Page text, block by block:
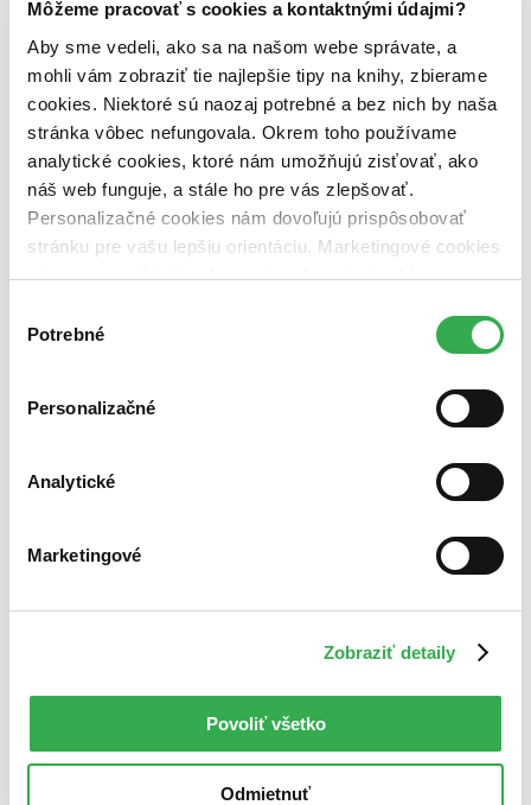
Môžeme pracovať s cookies a kontaktnými údajmi?
Aby sme vedeli, ako sa na našom webe správate, a
mohli vám zobraziť tie najlepšie tipy na knihy, zbierame
cookies. Niektoré sú naozaj potrebné a bez nich by naša
stránka vôbec nefungovala. Okrem toho používame
analytické cookies, ktoré nám umožňujú zisťovať, ako
náš web funguje, a stále ho pre vás zlepšovať.
Personalizačné cookies nám dovoľujú prispôsobovať
stránku pre vašu lepšiu orientáciu. Marketingové cookies
nám zas umožňujú zobrazenie relevantnej reklamy.
nám pomohlo, keby sme mohli používať všetky tieto
súhlasu
Potrebné
Personalizačné
Analytické
Marketingové
Zobraziť detaily
Povoliť všetko
Odmietnuť
Zoradiť
Bestsellery
Top hodnotené
Najdrahšie
Najlacnejšie
Použité filtre